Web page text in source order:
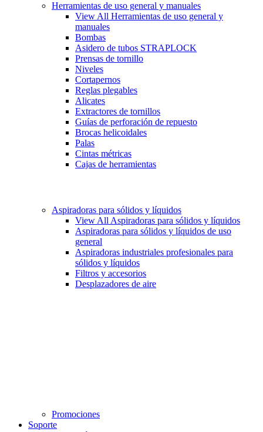
Herramientas de uso general y manuales
View All Herramientas de uso general y
manuales
Bombas
Asidero de tubos STRAPLOCK
Prensas de tornillo
Niveles
Cortapernos
Reglas plegables
Alicates
Extractores de tornillos
Guías de perforación de repuesto
Brocas helicoidales
Palas
Cintas métricas
Cajas de herramientas
Aspiradoras para sólidos y líquidos
View All Aspiradoras para sólidos y líquidos
Aspiradoras para sólidos y líquidos de uso
general
Aspiradoras industriales profesionales para
sólidos y líquidos
Filtros y accesorios
Desplazadores de aire
Promociones
Soporte